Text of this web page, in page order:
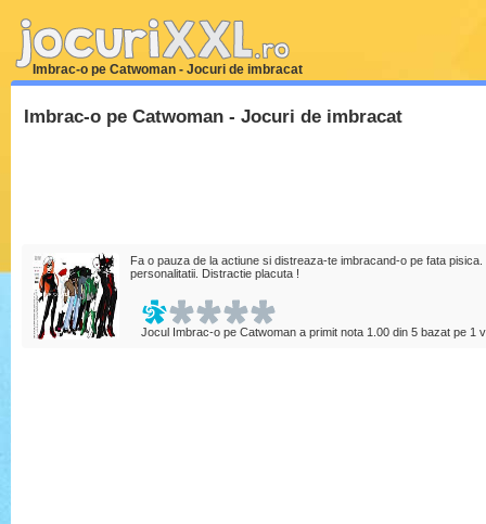
Imbrac-o pe Catwoman - Jocuri de imbracat
Imbrac-o pe Catwoman - Jocuri de imbracat
Fa o pauza de la actiune si distreaza-te imbracand-o pe fata
personalitatii. Distractie placuta !
Jocul Imbrac-o pe Catwoman a primit nota 1.00 din 5 bazat pe 1